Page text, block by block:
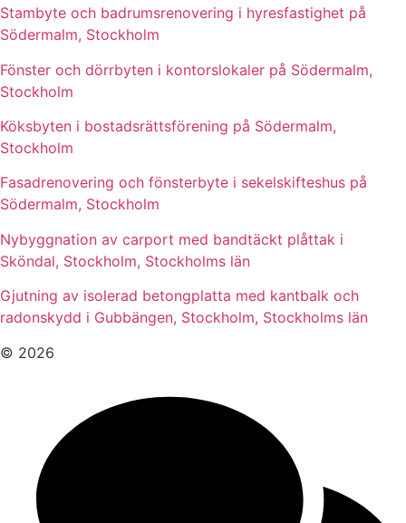
Stambyte och badrumsrenovering i hyresfastighet på
Södermalm, Stockholm
Fönster och dörrbyten i kontorslokaler på Södermalm,
Stockholm
Köksbyten i bostadsrättsförening på Södermalm,
Stockholm
Fasadrenovering och fönsterbyte i sekelskifteshus på
Södermalm, Stockholm
Nybyggnation av carport med bandtäckt plåttak i
Sköndal, Stockholm, Stockholms län
Gjutning av isolerad betongplatta med kantbalk och
radonskydd i Gubbängen, Stockholm, Stockholms län
© 2026